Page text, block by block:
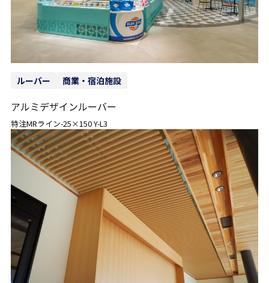
ルーバー 商業・宿泊施設
アルミデザインルーバー
特注MRライン-25×150 Y-L3